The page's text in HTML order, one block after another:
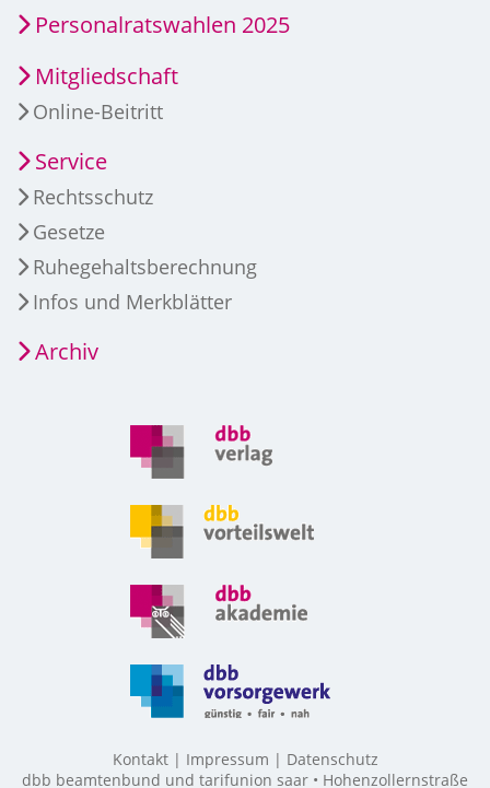
Personalratswahlen 2025
Mitgliedschaft
Online-Beitritt
Service
Rechtsschutz
Gesetze
Ruhegehaltsberechnung
Infos und Merkblätter
Archiv
Kontakt Impressum
Datenschutz
dbb beamtenbund und tarifunion saar • Hohenzollernstraße